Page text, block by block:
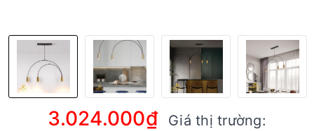
3.024.000₫ Giá thị trường: